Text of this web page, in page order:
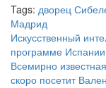
Tags: дворец
Мадрид
Искусственный
программе Испании
Всемирно
скоро посетит